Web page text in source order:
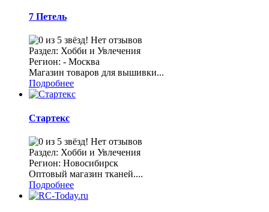
7 Петель
Нет отзывов
Раздел: Хобби и Увлечения
Регион: - Москва
Магазин товаров для вышивки...
Подробнее
Стартекс
Нет отзывов
Раздел: Хобби и Увлечения
Регион: Новосибирск
Оптовый магазин тканей....
Подробнее